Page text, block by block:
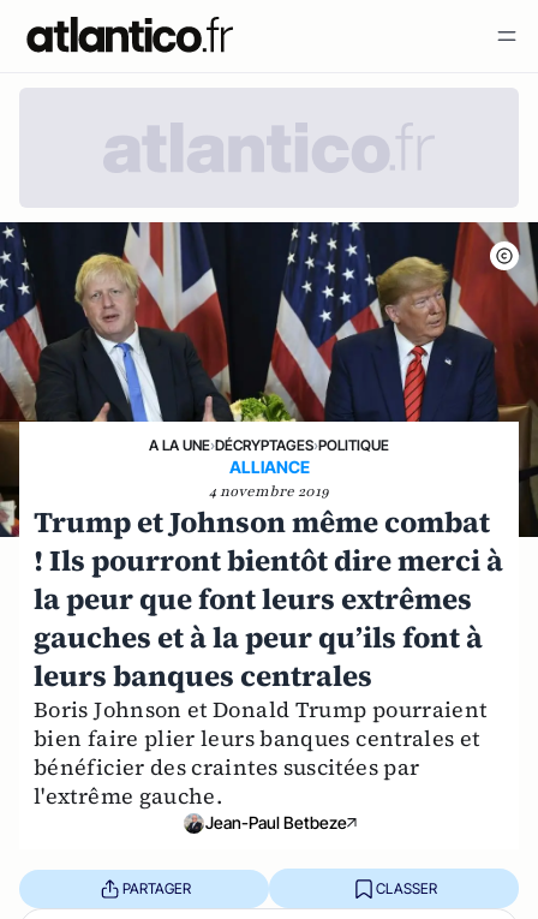
A LA UNE›DÉCRYPTAGES›POLITIQUE
ALLIANCE
4 novembre 2019
Trump et Johnson même combat
! Ils pourront bientôt dire merci à
la peur que font leurs extrêmes
gauches et à la peur qu’ils font à
leurs banques centrales
Boris Johnson et Donald Trump pourraient
bien faire plier leurs banques centrales et
bénéficier des craintes suscitées par
l'extrême gauche.
Jean-Paul Betbeze
PARTAGER CLASSER